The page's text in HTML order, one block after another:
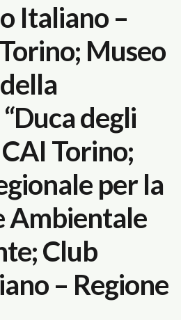
Italiano –
Museo
degli
Torino;
per la
Ambientale
Club
– Regione